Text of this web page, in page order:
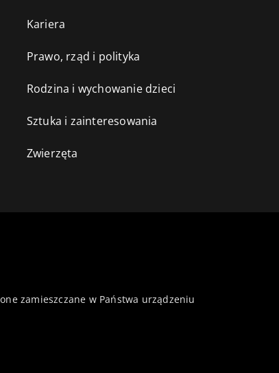
Kariera
Prawo, rząd i polityka
Rodzina i wychowanie dzieci
Sztuka i zainteresowania
Zwierzęta
zamieszczane w Państwa urządzeniu